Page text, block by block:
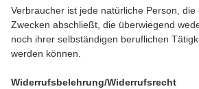
Verbraucher ist jede natürliche Person,
Zwecken abschließt, die überwiegend
noch ihrer selbständigen beruflichen
werden können.
Widerrufsbelehrung/Widerrufsrecht